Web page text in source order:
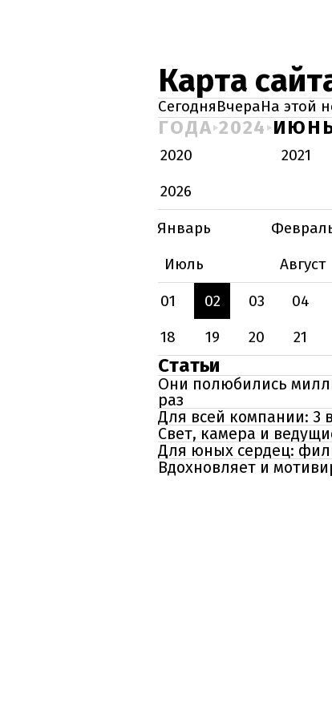
Карта
СегодняВчераНа этой
ГОДА 2024
2020 2021
2026
Январь
Июль
Август
01
02 03 04
18
19 20 21
Статьи
Они полюбились
раз
Для всей компании: 3
Свет, камера и
Для юных сердец:
Вдохновляет и